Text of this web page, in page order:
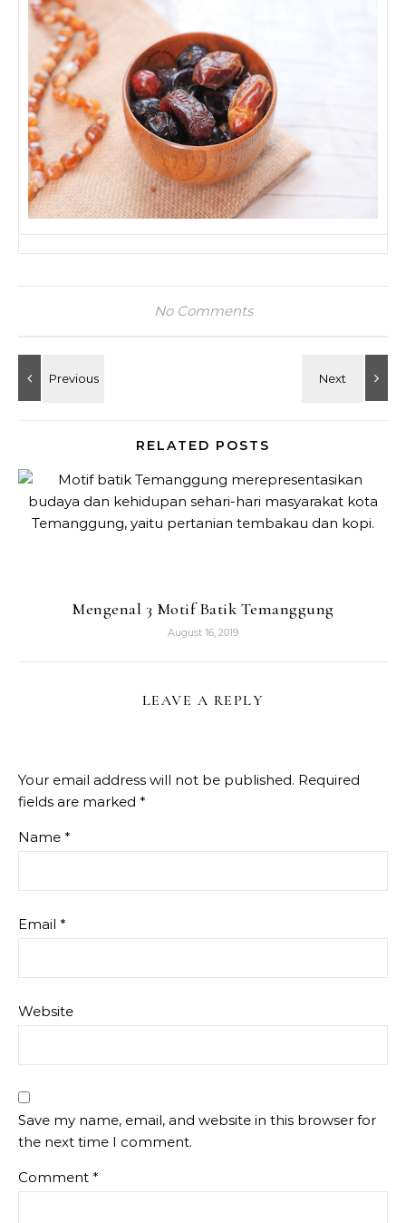
No Comments
RELATED POSTS
Mengenal 3 Motif Batik Temanggung
August 16, 2019
LEAVE A REPLY
Your email address will not be published. Required
fields are marked *
Name *
Email *
Website
Save my name, email, and website in this browser for
the next time I comment.
Comment *